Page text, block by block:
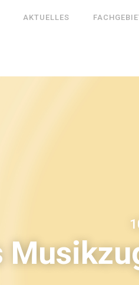
AKTUELLES